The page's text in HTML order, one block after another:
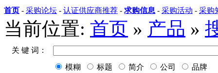
首页 - 采购论坛 - 认证供应商推荐 - 求购信息 - 采购活动 - 采购
当前位置: 首页 » 产品 »
关 键 词：
模糊 标题 简介 公司
品牌